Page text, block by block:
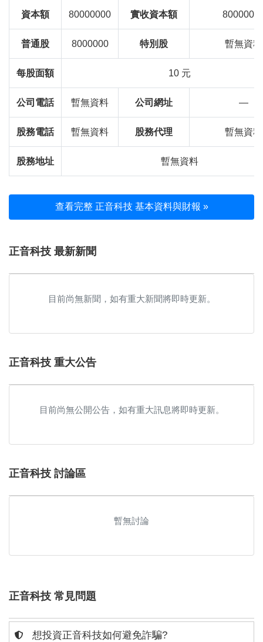
資本額 80000000 實收資本額
普通股 8000000 特別股 暫無資料
每股面額 10 元
公司電話 暫無資料 公司網址 —
股務電話 暫無資料 股務代理 暫無資料
股務地址 暫無資料
查看完整 正音科技 基本資料與財報 »
正音科技 最新新聞
目前尚無新聞，如有重大新聞將即時更新。
正音科技 重大公告
目前尚無公開公告，如有重大訊息將即時更新。
正音科技 討論區
暫無討論
正音科技 常見問題
想投資正音科技如何避免詐騙?